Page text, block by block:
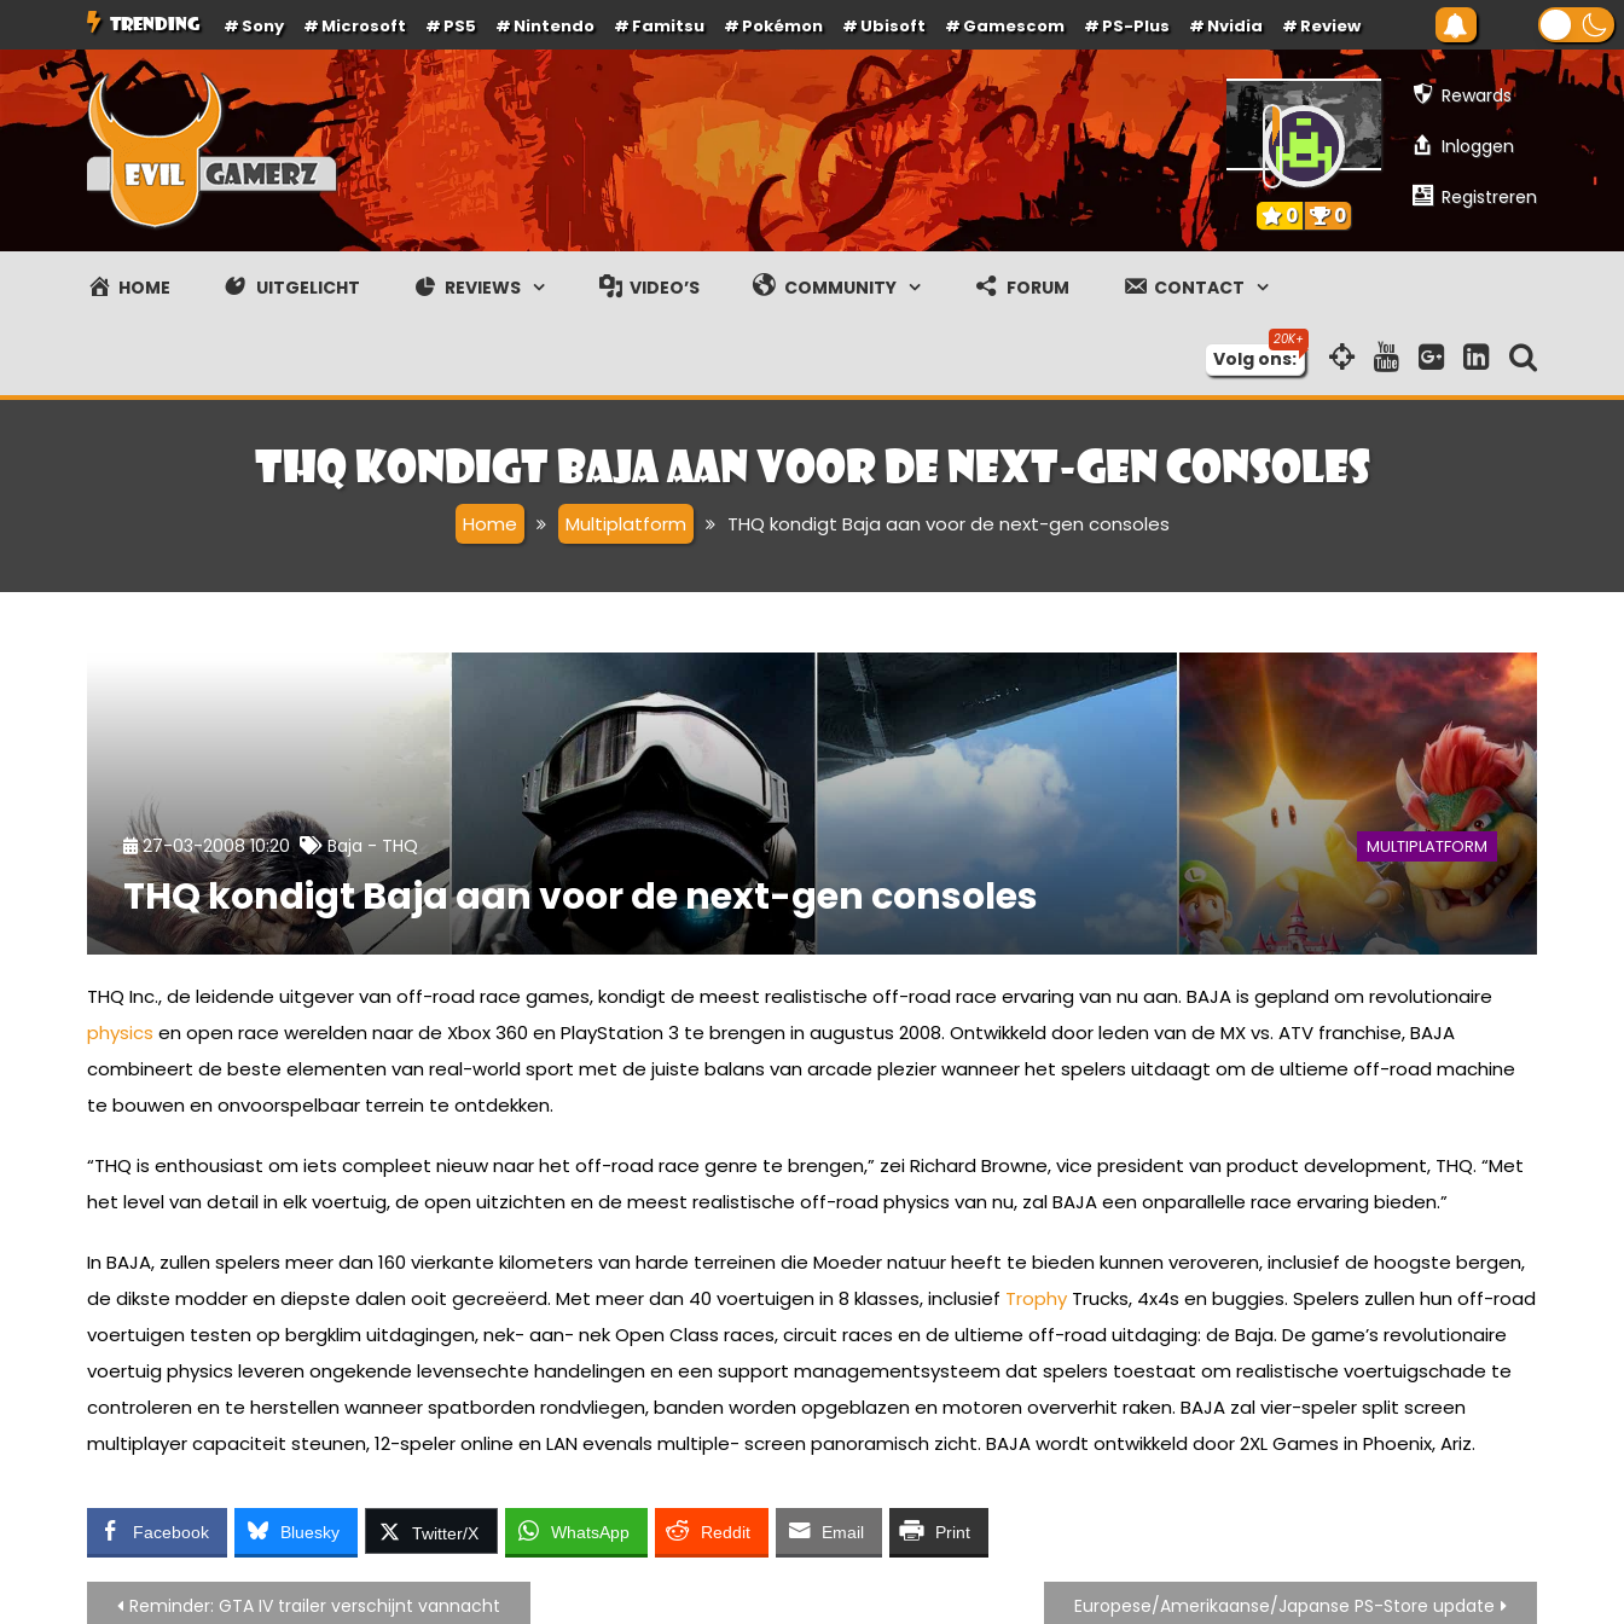
naar
de
TRENDING Sony Microsoft PS5 Nintendo Famitsu Pokémon Ubisoft Gamescom PS-Plus Nvidia Review
Evilgamerz
Het meest interessante game nieuws, reviews, coverage en gameplay streams
Rewards
Inloggen
Registreren
0 0
HOME UITGELICHT REVIEWS VIDEO’S COMMUNITY FORUM CONTACT
Volg ons:
THQ kondigt Baja aan voor de next-gen consoles
Home Multiplatform THQ kondigt Baja aan voor de next-gen consoles
MULTIPLATFORM
27-03-2008 10:20 Baja - THQ
THQ kondigt Baja aan voor de next-gen consoles
THQ Inc., de leidende uitgever van off-road race games, kondigt de meest realistische off-road race ervaring van nu aan. BAJA is gepland om revolutionaire
physics en open race werelden naar de Xbox 360 en PlayStation 3 te brengen in augustus 2008. Ontwikkeld door leden van de MX vs. ATV franchise, BAJA
combineert de beste elementen van real-world sport met de juiste balans van arcade plezier wanneer het spelers uitdaagt om de ultieme off-road machine
te bouwen en onvoorspelbaar terrein te ontdekken.
“THQ is enthousiast om iets compleet nieuw naar het off-road race genre te brengen,” zei Richard Browne, vice president van product development, THQ. “Met
het level van detail in elk voertuig, de open uitzichten en de meest realistische off-road physics van nu, zal BAJA een onparallelle race ervaring bieden.”
In BAJA, zullen spelers meer dan 160 vierkante kilometers van harde terreinen die Moeder natuur heeft te bieden kunnen veroveren, inclusief de hoogste bergen,
de dikste modder en diepste dalen ooit gecreëerd. Met meer dan 40 voertuigen in 8 klasses, inclusief Trophy Trucks, 4x4s en buggies. Spelers zullen hun off-road
voertuigen testen op bergklim uitdagingen, nek- aan- nek Open Class races, circuit races en de ultieme off-road uitdaging: de Baja. De game’s revolutionaire
voertuig physics leveren ongekende levensechte handelingen en een support managementsysteem dat spelers toestaat om realistische voertuigschade te
controleren en te herstellen wanneer spatborden rondvliegen, banden worden opgeblazen en motoren oververhit raken. BAJA zal vier-speler split screen
multiplayer capaciteit steunen, 12-speler online en LAN evenals multiple- screen panoramisch zicht. BAJA wordt ontwikkeld door 2XL Games in Phoenix, Ariz.
Facebook Bluesky Twitter/X WhatsApp Reddit Email Print
Bericht
Reminder: GTA IV trailer verschijnt vannacht Europese/Amerikaanse/Japanse PS-Store update